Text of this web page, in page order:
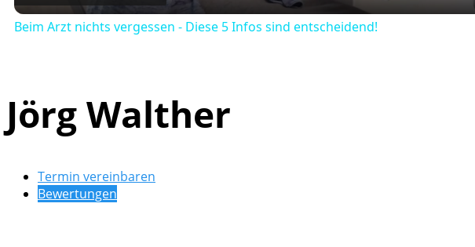
Beim Arzt nichts vergessen - Diese 5 Infos sind entscheidend!
Jörg Walther
Termin vereinbaren
Bewertungen